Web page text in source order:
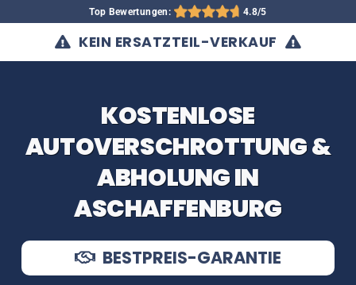
Top Bewertungen: 4.8/5
KEIN ERSATZTEIL-VERKAUF
KOSTENLOSE
AUTOVERSCHROTTUNG &
ABHOLUNG IN
ASCHAFFENBURG
BESTPREIS-GARANTIE